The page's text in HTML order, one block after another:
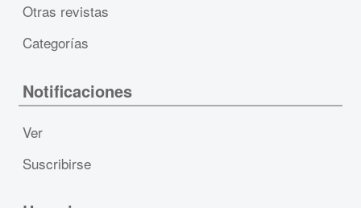
Otras revistas
Categorías
Notificaciones
Ver
Suscribirse